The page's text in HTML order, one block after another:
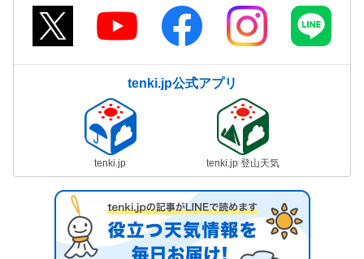
tenki.jp公式アプリ
tenki.jp tenki.jp 登山天気